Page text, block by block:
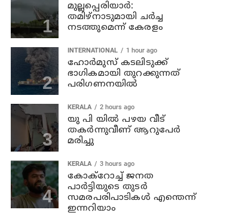
മുല്ലപ്പെരിയാര്‍:
തമിഴ്‌നാടുമായി ചര്‍ച്ച
നടത്തുമെന്ന് കേരളം
INTERNATIONAL 1 hour ago
ഹോര്‍മുസ് കടലിടുക്ക്
ഭാഗികമായി തുറക്കുന്നത്
പരിഗണനയില്‍
KERALA 2 hours ago
യു പി യില്‍ പഴയ വീട്
തകര്‍ന്നുവീണ് ആറുപേര്‍
മരിച്ചു
KERALA 3 hours ago
കോക്റോച്ച് ജനത
പാര്‍ട്ടിയുടെ തുടര്‍
സമരപരിപാടികള്‍ എന്തെന്ന്
ഇന്നറിയാം